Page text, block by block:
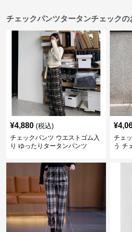
チェックパンツタータンチェック
¥4,880 (税込)
チェックパンツ ウエストゴム入
り ゆったりタータンパンツ
¥
チェ
う チ